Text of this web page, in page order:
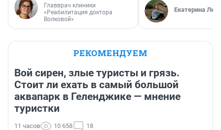
Главврач клиники
«Реабилитация доктора
Волковой»
Екатерина
РЕКОМЕНДУЕМ
Вой сирен, злые туристы и грязь.
Стоит ли ехать в самый большой
аквапарк в Геленджике — мнение
туристки
11 часов 10 658 18